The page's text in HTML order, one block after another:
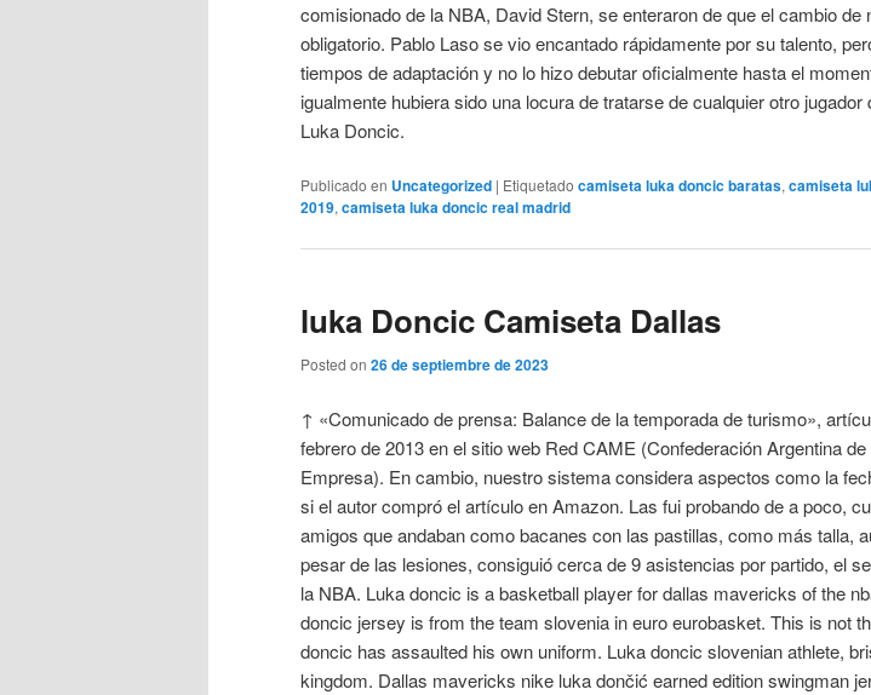
comisionado de la NBA, David Stern, se enteraron de que el cambio de
obligatorio. Pablo Laso se vio encantado rápidamente por su talento,
tiempos de adaptación y no lo hizo debutar oficialmente hasta el
igualmente hubiera sido una locura de tratarse de cualquier otro jugador
Luka Doncic.
Publicado en Uncategorized | Etiquetado camiseta luka doncic baratas, camiseta
2019, camiseta luka doncic real madrid
luka Doncic Camiseta Dallas
Posted on 26 de septiembre de 2023
↑ «Comunicado de prensa: Balance de la temporada de turismo»,
febrero de 2013 en el sitio web Red CAME (Confederación Argentina
Empresa). En cambio, nuestro sistema considera aspectos como la
si el autor compró el artículo en Amazon. Las fui probando de a poco,
amigos que andaban como bacanes con las pastillas, como más talla,
pesar de las lesiones, consiguió cerca de 9 asistencias por partido, el
la NBA. Luka doncic is a basketball player for dallas mavericks of the
doncic jersey is from the team slovenia in euro eurobasket. This is not
doncic has assaulted his own uniform. Luka doncic slovenian athlete,
kingdom. Dallas mavericks nike luka dončić earned edition swingman